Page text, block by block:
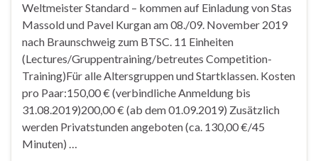
Weltmeister Standard – kommen auf Einladung von Stas
Massold und Pavel Kurgan am 08./09. November 2019
nach Braunschweig zum BTSC. 11 Einheiten
(Lectures/Gruppentraining/betreutes Competition-
Training)Für alle Altersgruppen und Startklassen. Kosten
pro Paar:150,00 € (verbindliche Anmeldung bis
31.08.2019)200,00 € (ab dem 01.09.2019) Zusätzlich
werden Privatstunden angeboten (ca. 130,00 €/45
Minuten) …